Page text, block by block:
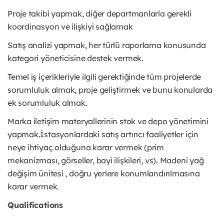
Proje takibi yapmak, diğer departmanlarla gerekli
koordinasyon ve ilişkiyi sağlamak
Satış analizi yapmak, her türlü raporlama konusunda
kategori yöneticisine destek vermek.
Temel iş içerikleriyle ilgili gerektiğinde tüm projelerde
sorumluluk almak, proje geliştirmek ve bunu konularda
ek sorumluluk almak.
Marka iletişim materyallerinin stok ve depo yönetimini
yapmak.İstasyonlardaki satış artırıcı faaliyetler için
neye ihtiyaç olduğuna karar vermek (prim
mekanizması, görseller, bayi ilişkileri, vs). Madeni yağ
değişim ünitesi , doğru yerlere konumlandırılmasına
karar vermek.
Qualifications